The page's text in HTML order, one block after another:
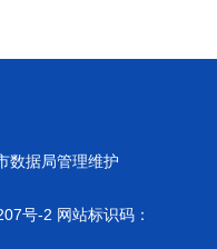
数据局管理维护
号-2 网站标识码：